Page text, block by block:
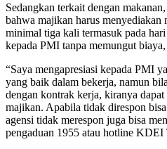
Sedangkan terkait dengan
bahwa majikan harus menyediakan
minimal tiga kali termasuk pada
kepada PMI tanpa memungut
“Saya mengapresiasi kepada PMI
yang baik dalam bekerja, namun
dengan kontrak kerja, kiranya
majikan. Apabila tidak direspon
agensi tidak merespon juga bisa
pengaduan 1955 atau hotline KDEI